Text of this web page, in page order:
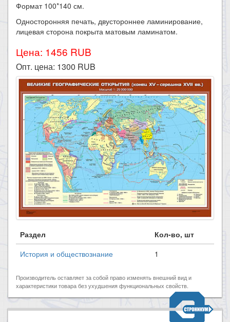
​Формат 100*140 см.​
Односторонняя печать, двустороннее ламинирование,
лицевая сторона покрыта матовым ламинатом.
Цена: 1456 RUB
Опт. цена: 1300 RUB
Раздел
Кол-во, шт
История и обществознание
1
Производитель оставляет за собой право изменять внешний вид и
характеристики товара без ухудшения функциональных свойств.